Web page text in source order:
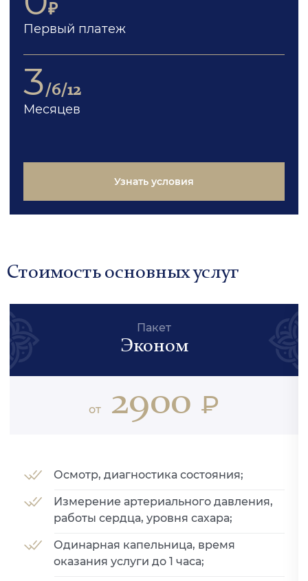
₽
Первый платеж
3/6/12
Месяцев
Узнать условия
Стоимость основных услуг
Пакет
Эконом
от 2900 ₽
Осмотр, диагностика состояния;
Измерение артериального давления,
работы сердца, уровня сахара;
Одинарная капельница, время
оказания услуги до 1 часа;